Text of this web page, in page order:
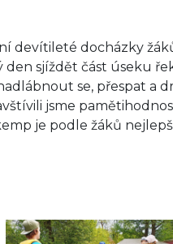
devítileté docházky
den sjíždět část úseku
se, přespat a
jsme
je podle žáků